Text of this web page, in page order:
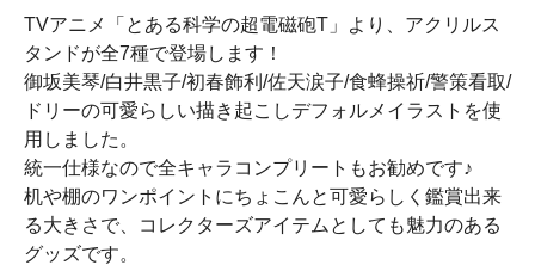
TVアニメ「とある科学の超電磁砲T」より、アクリルス
タンドが全7種で登場します！
御坂美琴/白井黒子/初春飾利/佐天涙子/食蜂操祈/警策看取/
ドリーの可愛らしい描き起こしデフォルメイラストを使
用しました。
統一仕様なので全キャラコンプリートもお勧めです♪
机や棚のワンポイントにちょこんと可愛らしく鑑賞出来
る大きさで、コレクターズアイテムとしても魅力のある
グッズです。